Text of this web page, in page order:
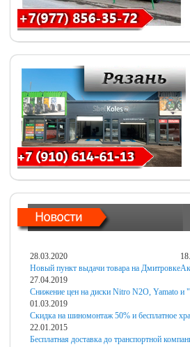
28.03.2020
Новый пункт выдачи товара на Дмитровке
27.04.2019
Снижение цен на диски Nitro N2O, Yamato и
01.03.2019
Скидка на шиномонтаж 50% и бесплатное
22.01.2015
Бесплатная доставка до транспортной